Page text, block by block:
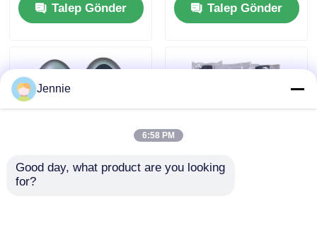
Talep Gönder
Uzaktan Kumanda
Anahtarı İçin B74-
Talep Gönder
Jennie
6:58 PM
Good day, what product are you looking
for?